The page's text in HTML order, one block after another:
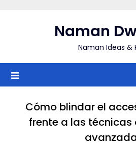
Naman
Naman Ideas &
Cómo blindar el
frente a las técnicas